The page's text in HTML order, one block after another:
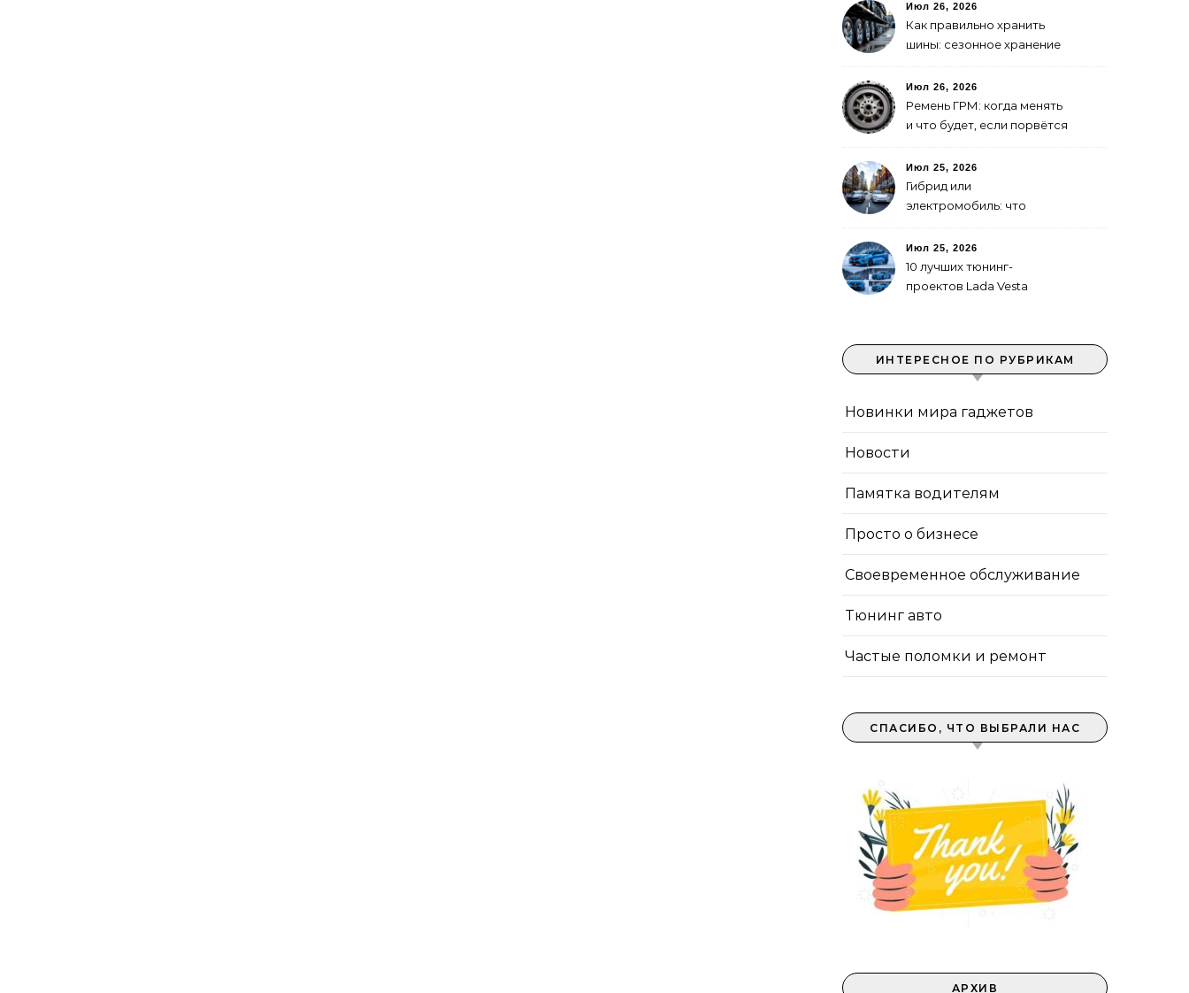
Июл 26, 2026
Как правильно хранить
шины: сезонное хранение
Июл 26, 2026
Ремень ГРМ: когда менять
и что будет, если порвётся
Июл 25, 2026
Гибрид или
электромобиль: что
Июл 25, 2026
10 лучших тюнинг-
проектов Lada Vesta
ИНТЕРЕСНОЕ ПО РУБРИКАМ
Новинки мира гаджетов
Новости
Памятка водителям
Просто о бизнесе
Своевременное обслуживание
Тюнинг авто
Частые поломки и ремонт
СПАСИБО, ЧТО ВЫБРАЛИ НАС
АРХИВ